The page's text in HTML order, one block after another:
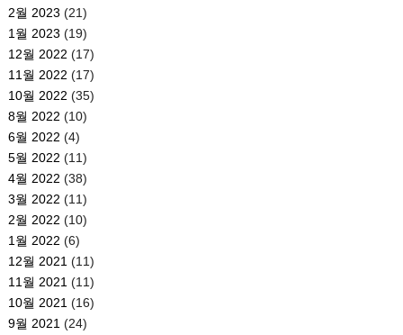
2월 2023 (21)
1월 2023 (19)
12월 2022 (17)
11월 2022 (17)
10월 2022 (35)
8월 2022 (10)
6월 2022 (4)
5월 2022 (11)
4월 2022 (38)
3월 2022 (11)
2월 2022 (10)
1월 2022 (6)
12월 2021 (11)
11월 2021 (11)
10월 2021 (16)
9월 2021 (24)